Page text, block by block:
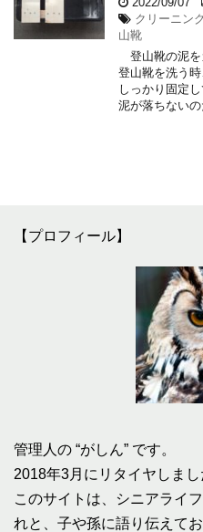
クリーニン
山靴
登山靴の泥を
登山靴を洗う
しっかり固定
泥が落ちないの
【プロフィール】
管理人の “がしん” です。
2018年3月にリタイヤしまし
このサイトは、シニアライ
れと、子や孫に語り伝えて